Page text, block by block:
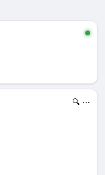
🔍 ⋯